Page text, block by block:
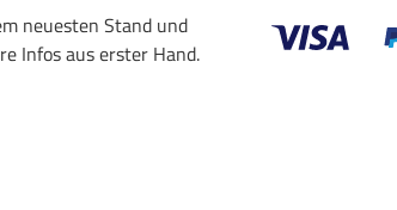
neuesten Stand und
Infos aus erster Hand.